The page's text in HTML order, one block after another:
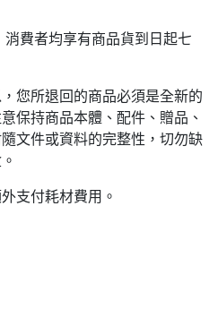
費者均享有商品貨到日起七
您所退回的商品必須是全新的
保持商品本體、配件、贈品、
文件或資料的完整性，切勿缺
支付耗材費用。